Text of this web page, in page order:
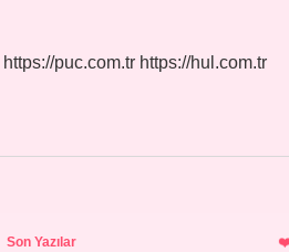
https://puc.com.tr https://hul.com.tr
Son Yazılar